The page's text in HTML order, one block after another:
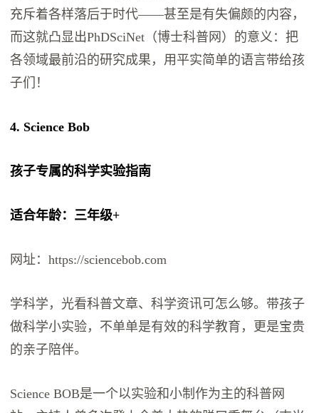
充斥着各样落后于时代——甚至是有失偏颇的内容，
而这就凸显出PhDSciNet（博士科普网）的意义：把
各领域最前沿的研究成果，用平实简单的语言带给孩
子们！
4. Science Bob
孩子专属的科学实验指南
适合年龄：三年级+
网址：https://sciencebob.com
学科学，光看科普文章、科学资讯可怎么够。带孩子
做科学小实验，不单单是有效的科学教育，更是宝贵
的亲子陪伴。
Science BOB是一个以实验和小制作为主的科普网